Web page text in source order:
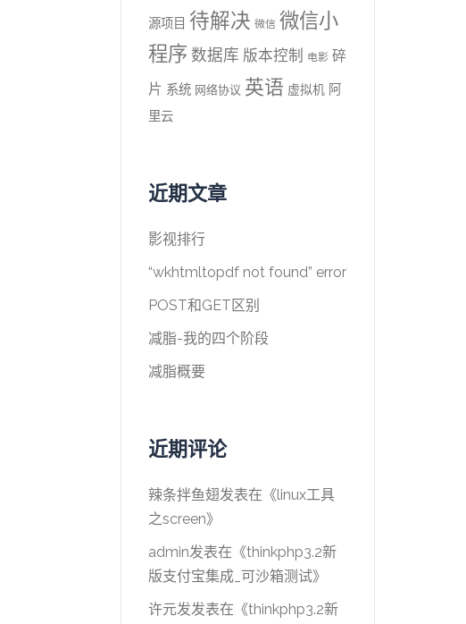
源项目 待解决 微信 微信小
程序 数据库 版本控制 电影 碎
片 系统 网络协议 英语 虚拟机 阿
里云
近期文章
影视排行
“wkhtmltopdf not found” error
POST和GET区别
减脂-我的四个阶段
减脂概要
近期评论
辣条拌鱼翅发表在《linux工具
之screen》
admin发表在《thinkphp3.2新
版支付宝集成_可沙箱测试》
许元发发表在《thinkphp3.2新